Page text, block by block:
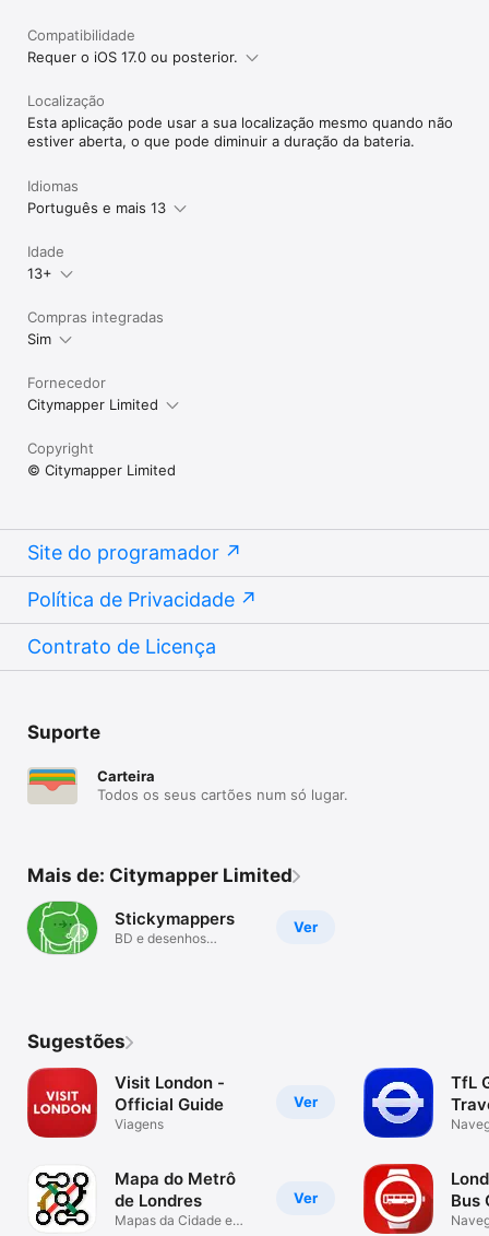
Compatibilidade
Requer o iOS 17.0 ou posterior.
Localização
Esta aplicação pode usar a sua localização mesmo quando não
estiver aberta, o que pode diminuir a duração da bateria.
Idiomas
Português e mais 13
Idade
13+
Compras integradas
Sim
Fornecedor
Citymapper Limited
Copyright
© Citymapper Limited
Site do programador
Política de Privacidade
Contrato de Licença
Suporte
Carteira
Todos os seus cartões num só lugar.
Mais de: Citymapper Limited
Ver
Stickymappers
BD e desenhos
Sugestões
Ver
Visit London -
Official Guide
Viagens
Ver
Mapa do Metrô
de Londres
Mapas da Cidade e
TfL
Bus